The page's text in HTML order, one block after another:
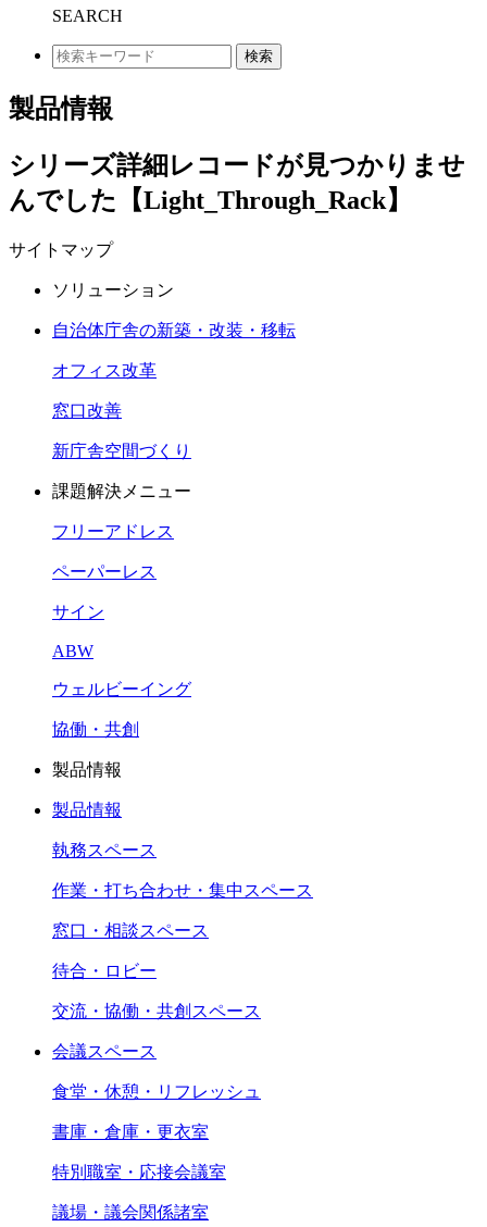
SEARCH
検索
製品情報
シリーズ詳細レコードが見つかりませ
んでした【Light_Through_Rack】
サイトマップ
ソリューション
自治体庁舎の新築・改装・移転
オフィス改革
窓口改善
新庁舎空間づくり
課題解決メニュー
フリーアドレス
ペーパーレス
サイン
ABW
ウェルビーイング
協働・共創
製品情報
製品情報
執務スペース
作業・打ち合わせ・集中スペース
窓口・相談スペース
待合・ロビー
交流・協働・共創スペース
会議スペース
食堂・休憩・リフレッシュ
書庫・倉庫・更衣室
特別職室・応接会議室
議場・議会関係諸室